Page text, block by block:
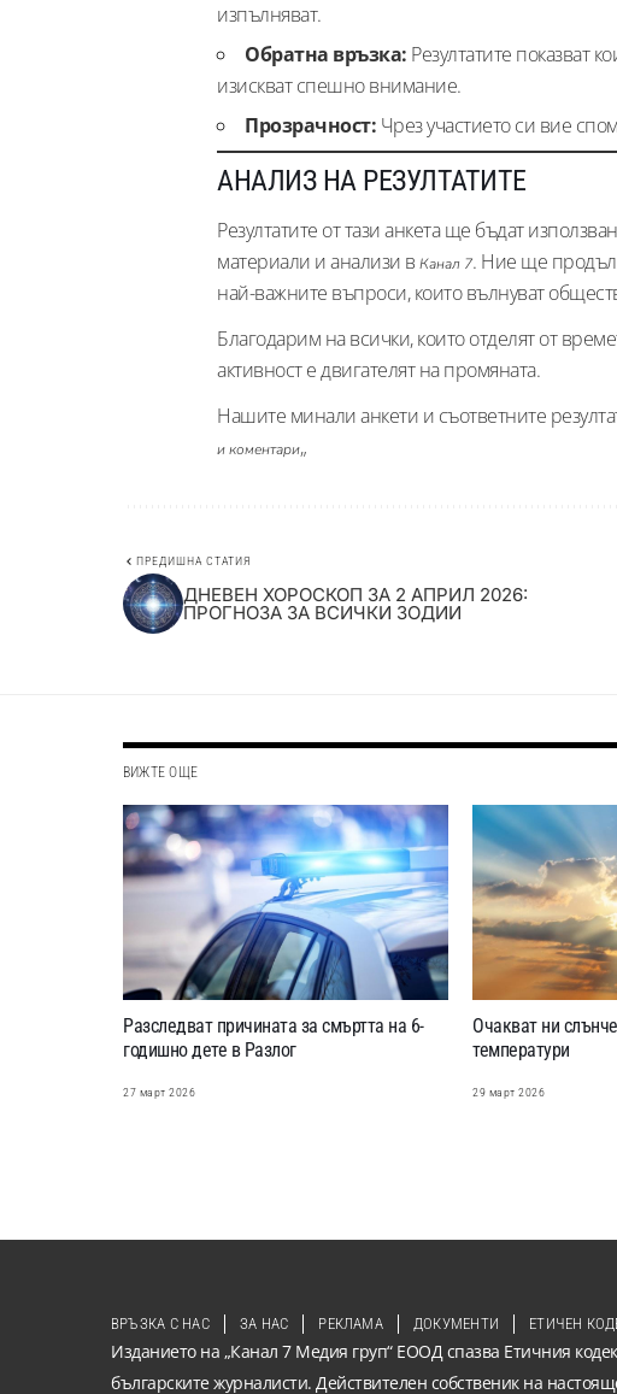
изпълняват.
Обратна връзка: Резултатите показват
изискват спешно внимание.
Прозрачност: Чрез участието си вие
АНАЛИЗ НА РЕЗУЛТАТИТЕ
Резултатите от тази анкета ще бъдат
материали и анализи в Канал 7. Ние ще
най-важните въпроси, които вълнуват
Благодарим на всички, които отделят от
активност е двигателят на промяната.
Нашите минали анкети и съответните
и коментари„
ПРЕДИШНА СТАТИЯ
ДНЕВЕН ХОРОСКОП ЗА 2 АПРИЛ 2026:
ПРОГНОЗА ЗА ВСИЧКИ ЗОДИИ
ВИЖТЕ ОЩЕ
Разследват причината за смъртта на 6-
годишно дете в Разлог
27 март 2026
Очакват ни
температури
29 март 2026
Изданието на „Канал 7 Медия груп“ ЕООД спазва Етичния
българските журналисти. Действителен собственик на
ВРЪЗКА С НАС ЗА НАС РЕКЛАМА ДОКУМЕНТИ ЕТИЧЕН